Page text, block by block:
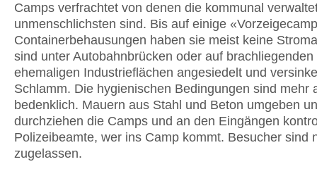
Camps verfrachtet von denen die kommunal
unmenschlichsten sind. Bis auf einige
Containerbehausungen haben sie meist keine
sind unter Autobahnbrücken oder auf brachliegenden
ehemaligen Industrieflächen angesiedelt und
Schlamm. Die hygienischen Bedingungen sind mehr
bedenklich. Mauern aus Stahl und Beton umgeben
durchziehen die Camps und an den Eingängen
Polizeibeamte, wer ins Camp kommt. Besucher sind
zugelassen.